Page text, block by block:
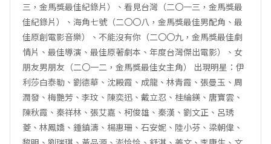
三，金馬獎最佳紀錄片）、看見台灣（二〇一三，金馬獎最
佳紀錄片）、海角七號（二〇〇八，金馬獎最佳男配角、最
佳原創電影音樂）、不能沒有你（二〇〇九，金馬獎最佳劇
情片、最佳導演、最佳原著劇本、年度台灣傑出電影）、女
朋友男朋友（二〇一二，金馬獎最佳女主角） 出現明星：伊
利莎白泰勒、劉德華、沈殿霞、成龍、林青霞、張曼玉、周
潤發、梅艷芳、李玟、陳奕迅、戴立忍、桂綸鎂、唐寶雲、
陳秋霞、秦祥林、張艾嘉、柯俊雄、秦漢、劉文正、呂琇
菱、林鳳嬌、鍾鎮濤、楊惠珊、石安妮、陸小芬、梁朝偉、